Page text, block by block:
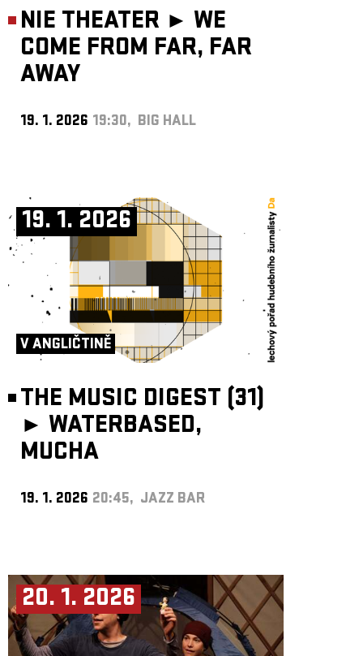
NIE THEATER ► WE
COME FROM FAR, FAR
AWAY
19. 1. 2026 19:30, BIG HALL
19. 1. 2026
V ANGLIČTINĚ
THE MUSIC DIGEST (31)
► WATERBASED,
MUCHA
19. 1. 2026 20:45, JAZZ BAR
20. 1. 2026